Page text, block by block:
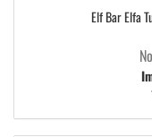
Elf Bar Elfa